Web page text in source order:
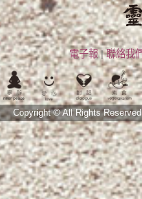
電子報|聯絡我
Copyright © All Rights Reserved.